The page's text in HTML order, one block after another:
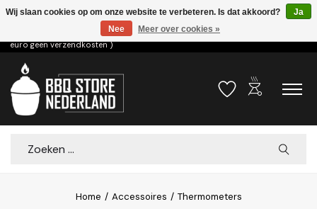
Voor 15.00u besteld dezelfde dag verzonden! ( 6,95 verzendkosten, vanaf 75
euro geen verzendkosten )
Verlanglijst
outdoor_grill
Zoeken
Home / Accessoires / Thermometers
Wij slaan cookies op om onze website te verbeteren. Is dat akkoord?
Ja
Nee
Meer over cookies »